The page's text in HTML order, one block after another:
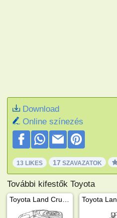
Download
Online színezés
13 LIKES 17 SZAVAZATOK
További kifestők Toyota